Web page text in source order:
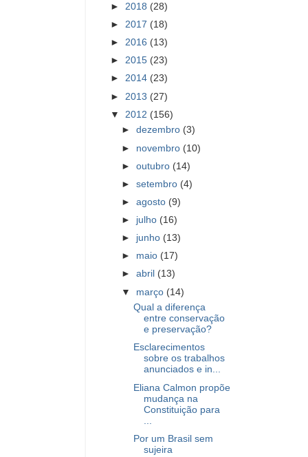
► 2018 (28)
► 2017 (18)
► 2016 (13)
► 2015 (23)
► 2014 (23)
► 2013 (27)
▼ 2012 (156)
►dezembro (3)
► novembro (10)
►outubro (14)
►setembro (4)
►agosto (9)
► julho (16)
► junho (13)
► maio (17)
►abril (13)
▼ março (14)
Qual a diferença
entre conservação
e preservação?
Esclarecimentos
sobre os trabalhos
anunciados e in...
Eliana Calmon propõe
mudança na
Constituição para
Por um Brasil sem
sujeira